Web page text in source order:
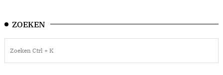
ZOEKEN